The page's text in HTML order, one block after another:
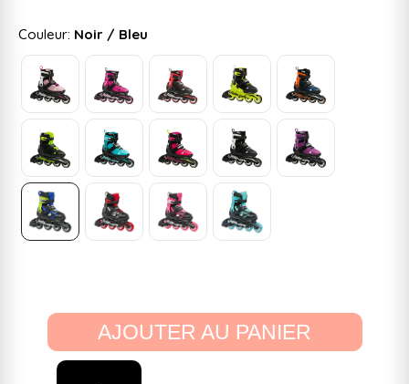
Couleur: Noir / Bleu
AJOUTER AU PANIER